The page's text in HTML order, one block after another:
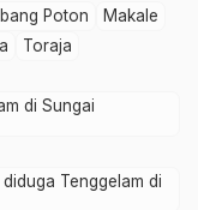
Poton
Makale
Toraja
di Sungai
Tenggelam di